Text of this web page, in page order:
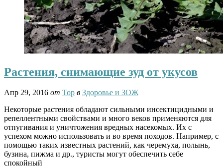
Растения, снимающие зуд от укусов
Апр 29, 2016 от Тор в Здоровье и ЗОЖ
Некоторые растения обладают сильными инсектицидными и
репеллентными свойствами и много веков применяются для
отпугивания и уничтожения вредных насекомых. Их с
успехом можно использовать и во время походов. Например, с
помощью таких известных растений, как черемуха, полынь,
бузина, пижма и др., туристы могут обеспечить себе
спокойный